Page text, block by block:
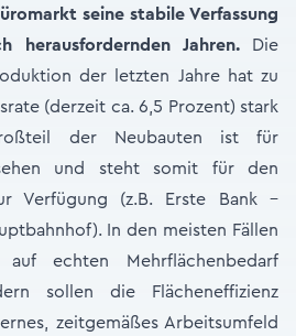
seine stabile Verfassung
herausfordernden Jahren.Die
der letzten Jahre hat zu
(derzeit ca. 6,5 Prozent) stark
der Neubauten ist für
und steht somit für den
Verfügung (z.B. Erste Bank –
In den meisten Fällen
echten Mehrflächenbedarf
sollen die Flächeneffizienz
zeitgemäßes Arbeitsumfeld